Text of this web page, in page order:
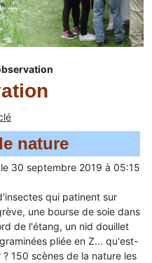
nature
le 30 septembre 2019 à 05:15
qui patinent sur
une bourse de soie dans
de l'étang, un nid douillet
pliée en Z... qu'est-
150 scènes de la nature les